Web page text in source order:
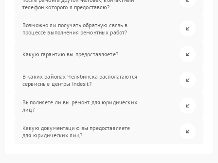
телефон которого я предоставлю?
Возможно ли получать обратную связь в
процессе выполнения ремонтных работ?
Какую гарантию вы предоставляете?
В каких районах Челябинска располагаются
сервисные центры Indesit?
Выполняете ли вы ремонт для юридических
лиц?
Какую документацию вы предоставляете
для юридических лиц?